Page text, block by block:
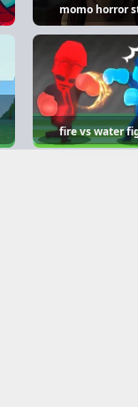
momo horror
fire vs water